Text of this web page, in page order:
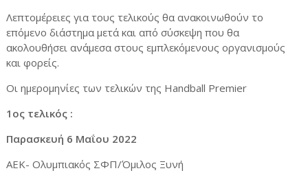
Λεπτομέρειες για τους τελικούς θα ανακοινωθούν το
επόμενο διάστημα μετά και από σύσκεψη που θα
ακολουθήσει ανάμεσα στους εμπλεκόμενους οργανισμούς
και φορείς.
Οι ημερομηνίες των τελικών της Handball Premier
1oς τελικός :
Παρασκευή 6 Μαΐου 2022
ΑΕΚ- Ολυμπιακός ΣΦΠ/Όμιλος Ξυνή